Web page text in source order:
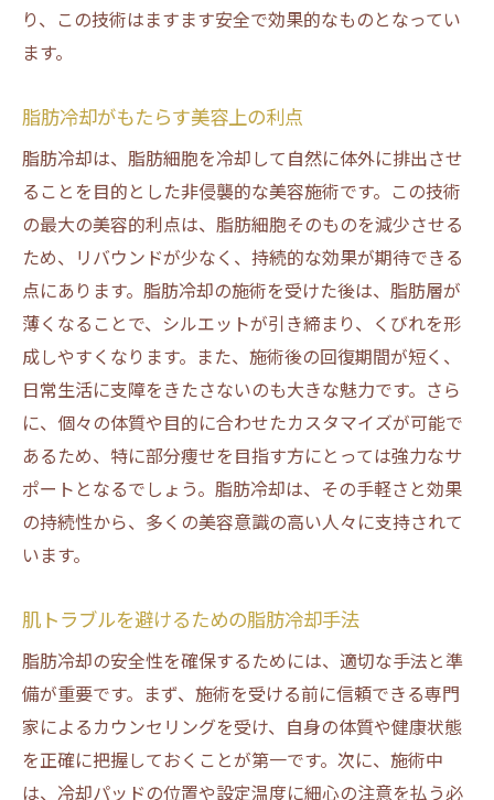
り、この技術はますます安全で効果的なものとなってい
ます。
脂肪冷却がもたらす美容上の利点
脂肪冷却は、脂肪細胞を冷却して自然に体外に排出させ
ることを目的とした非侵襲的な美容施術です。この技術
の最大の美容的利点は、脂肪細胞そのものを減少させる
ため、リバウンドが少なく、持続的な効果が期待できる
点にあります。脂肪冷却の施術を受けた後は、脂肪層が
薄くなることで、シルエットが引き締まり、くびれを形
成しやすくなります。また、施術後の回復期間が短く、
日常生活に支障をきたさないのも大きな魅力です。さら
に、個々の体質や目的に合わせたカスタマイズが可能で
あるため、特に部分痩せを目指す方にとっては強力なサ
ポートとなるでしょう。脂肪冷却は、その手軽さと効果
の持続性から、多くの美容意識の高い人々に支持されて
います。
肌トラブルを避けるための脂肪冷却手法
脂肪冷却の安全性を確保するためには、適切な手法と準
備が重要です。まず、施術を受ける前に信頼できる専門
家によるカウンセリングを受け、自身の体質や健康状態
を正確に把握しておくことが第一です。次に、施術中
は、冷却パッドの位置や設定温度に細心の注意を払う必